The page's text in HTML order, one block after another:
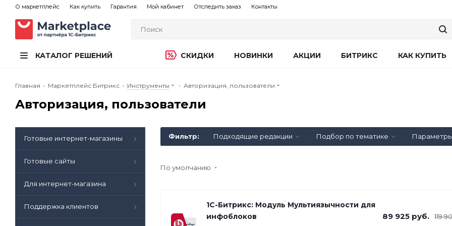
О маркетплейс Как купить Гарантия Мой кабинет Отследить заказ Контакты
КАТАЛОГ РЕШЕНИЙ СКИДКИ НОВИНКИ АКЦИИ БИТРИКС КАК КУПИТЬ
Главная - Маркетплейс Битрикс - Инструменты - Авторизация, пользователи
Авторизация, пользователи
Фильтр: Подходящие редакции Подбор по тематике Параметры
По умолчанию
1С-Битрикс: Модуль Мультиязычности для
инфоблоков
89 925 руб. 119
Готовые интернет-магазины
Готовые сайты
Для интернет-магазина
Поддержка клиентов